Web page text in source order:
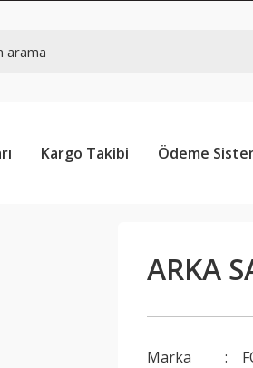
Kargo Takibi Ödeme
ARKA
Marka